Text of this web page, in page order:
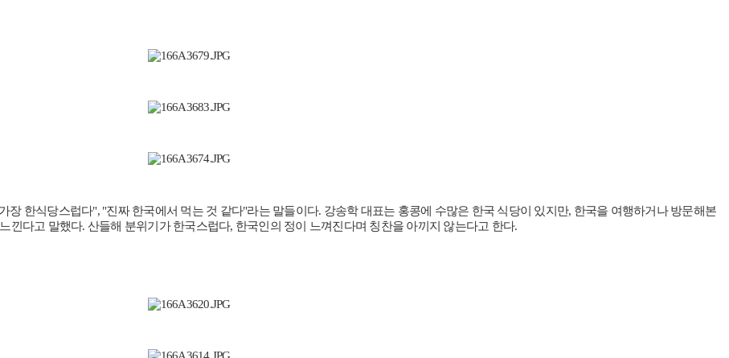
한식당스럽다", "진짜 한국에서 먹는 것 같다"라는 말들이다. 강송학 대표는 홍콩에 수많은 한국 식당이 있지만, 한국을 여행하거나 방문해본
낀다고 말했다. 산들해 분위기가 한국스럽다, 한국인의 정이 느껴진다며 칭찬을 아끼지 않는다고 한다.